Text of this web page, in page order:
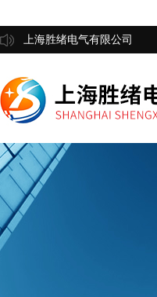
上海胜绪电气有限公司